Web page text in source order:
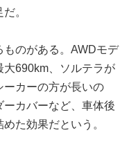
。
のがある。AWDモデ
大690km、ソルテラが
ーカーの方が長いの
カバーなど、車体後
た効果だという。